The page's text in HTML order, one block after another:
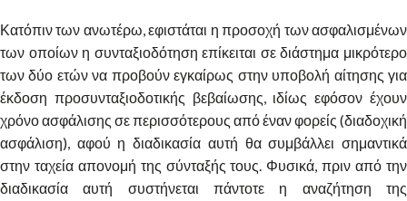
Κατόπιν των ανωτέρω, εφιστάται η προσοχή των ασφαλισμένων
των οποίων η συνταξιοδότηση επίκειται σε διάστημα μικρότερο
των δύο ετών να προβούν εγκαίρως στην υποβολή αίτησης για
έκδοση προσυνταξιοδοτικής βεβαίωσης, ιδίως εφόσον έχουν
χρόνο ασφάλισης σε περισσότερους από έναν φορείς (διαδοχική
ασφάλιση), αφού η διαδικασία αυτή θα συμβάλλει σημαντικά
στην ταχεία απονομή της σύνταξής τους. Φυσικά, πριν από την
διαδικασία αυτή συστήνεται πάντοτε η αναζήτηση της